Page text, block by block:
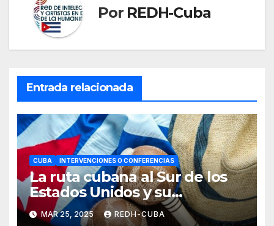
Por REDH-Cuba
Entrada relacionada
CUBA INTERVENCIONES O CONFERENCIAS
La ruta cubana al Sur de los
Estados Unidos y su
expresión en la cultura desde
MAR 25, 2025 REDH-CUBA